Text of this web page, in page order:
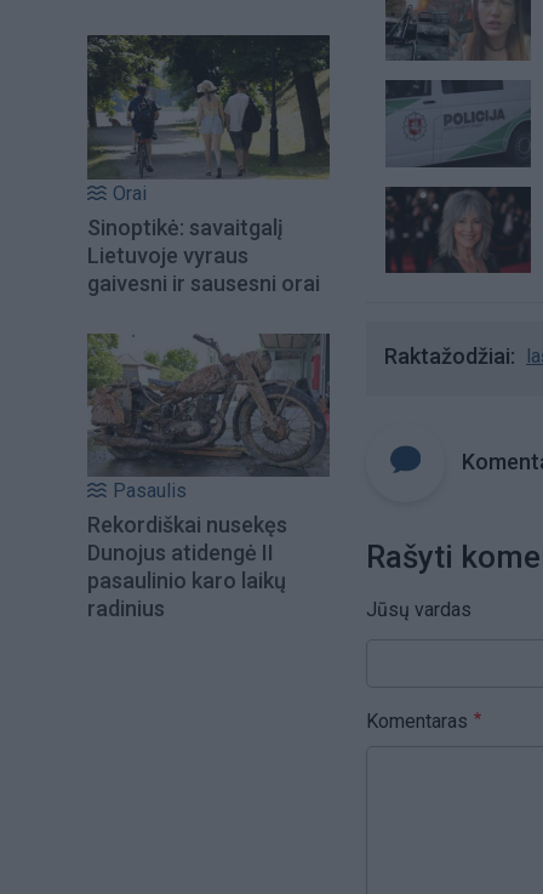
Orai
Sinoptikė: savaitgalį
Lietuvoje vyraus
gaivesni ir sausesni orai
Pasaulis
Rekordiškai nusekęs
Dunojus atidengė II
pasaulinio karo laikų
radinius
Raktažodžiai
Rašyti
Jūsų vardas
Komentaras